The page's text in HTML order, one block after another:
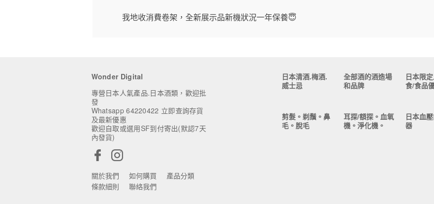
我地收消費卷架，全新展示品新機狀況一年保養😇
Wonder Digital
專營日本人氣產品.日本酒類，歡迎批
發
Whatsapp 64220422 立即查詢存貨
及最新優惠
歡迎自取或選用SF到付寄出(默認7天
內發貨)
關於我們 如何購買
產品分類
條款細則
聯絡我們
日本清酒.梅酒.
威士忌
全部酒的酒造場
和品牌
日本限
食/食品
剪髮。剃鬚。鼻
毛。脫毛
耳探/額探。血氧
機。淨化機。
日本血
器